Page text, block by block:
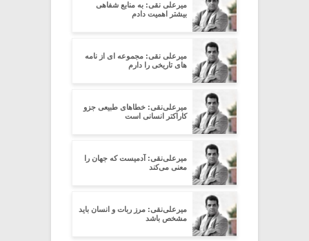
میرعلی نقی: به منابع شفاهی
بیشتر اهمیت دادم
میرعلی نقی: مجموعه ای از نامه
های تاریخی را دارم
میرعلی‌نقی: خطاهای طبیعی جزو
کاراکتر انسانی است
میرعلی‌نقی: آدمیست که جهان را
معنی می‌کند
میرعلی‌نقی: مرز ربات و انسان باید
مشخص باشد